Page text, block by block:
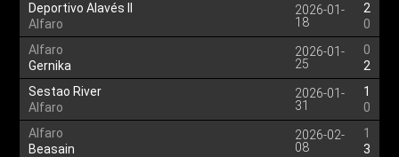
Deportivo Alavés II
Alfaro
2026-01-
18
2
0
Alfaro
Gernika
2026-01-
25
0
2
Sestao River
Alfaro
2026-01-
31
1
0
Alfaro
Beasain
2026-02-
08
1
3